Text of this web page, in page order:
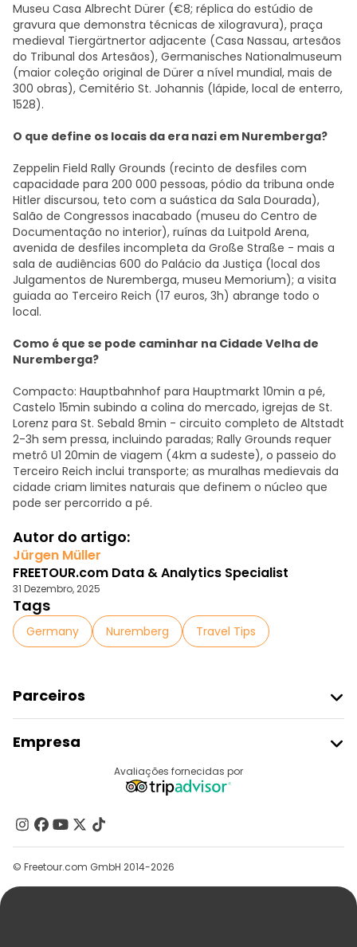
Museu Casa Albrecht Dürer (€8; réplica do estúdio de
gravura que demonstra técnicas de xilogravura), praça
medieval Tiergärtnertor adjacente (Casa Nassau, artesãos
do Tribunal dos Artesãos), Germanisches Nationalmuseum
(maior coleção original de Dürer a nível mundial, mais de
300 obras), Cemitério St. Johannis (lápide, local de enterro,
1528).
O que define os locais da era nazi em Nuremberga?
Zeppelin Field Rally Grounds (recinto de desfiles com
capacidade para 200 000 pessoas, pódio da tribuna onde
Hitler discursou, teto com a suástica da Sala Dourada),
Salão de Congressos inacabado (museu do Centro de
Documentação no interior), ruínas da Luitpold Arena,
avenida de desfiles incompleta da Große Straße - mais a
sala de audiências 600 do Palácio da Justiça (local dos
Julgamentos de Nuremberga, museu Memorium); a visita
guiada ao Terceiro Reich (17 euros, 3h) abrange todo o
local.
Como é que se pode caminhar na Cidade Velha de
Nuremberga?
Compacto: Hauptbahnhof para Hauptmarkt 10min a pé,
Castelo 15min subindo a colina do mercado, igrejas de St.
Lorenz para St. Sebald 8min - circuito completo de Altstadt
2-3h sem pressa, incluindo paradas; Rally Grounds requer
metrô U1 20min de viagem (4km a sudeste), o passeio do
Terceiro Reich inclui transporte; as muralhas medievais da
cidade criam limites naturais que definem o núcleo que
pode ser percorrido a pé.
Autor do artigo:
Jürgen Müller
FREETOUR.com Data & Analytics Specialist
31 Dezembro, 2025
Tags
Germany Nuremberg Travel Tips
Parceiros
Registo Do Fornecedor
Programa De Afiliados
Empresa
Contacte-Nos
Grupos
Ajuda
Avaliações fornecidas por
© Freetour.com GmbH 2014-2026